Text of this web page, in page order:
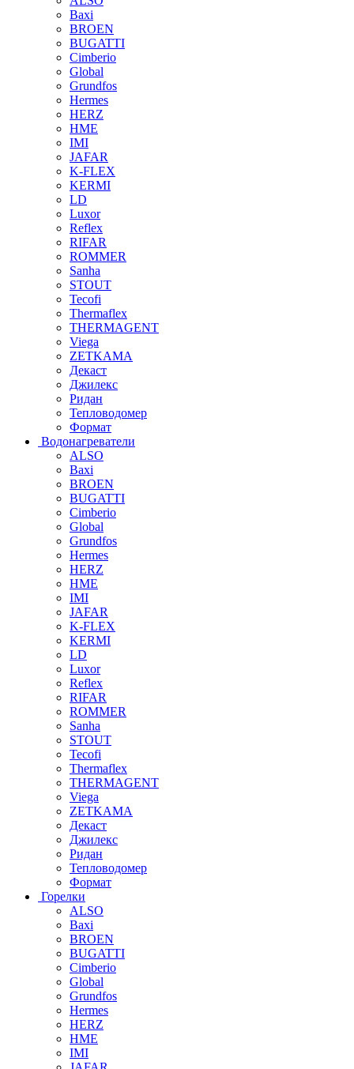
Baxi
BROEN
BUGATTI
Cimberio
Global
Grundfos
Hermes
HERZ
HME
IMI
JAFAR
K-FLEX
KERMI
LD
Luxor
Reflex
RIFAR
ROMMER
Sanha
STOUT
Tecofi
Thermaflex
THERMAGENT
Viega
ZETKAMA
Декаст
Джилекс
Ридан
Тепловодомер
Формат
Водонагреватели
ALSO
Baxi
BROEN
BUGATTI
Cimberio
Global
Grundfos
Hermes
HERZ
HME
IMI
JAFAR
K-FLEX
KERMI
LD
Luxor
Reflex
RIFAR
ROMMER
Sanha
STOUT
Tecofi
Thermaflex
THERMAGENT
Viega
ZETKAMA
Декаст
Джилекс
Ридан
Тепловодомер
Формат
Горелки
ALSO
Baxi
BROEN
BUGATTI
Cimberio
Global
Grundfos
Hermes
HERZ
HME
IMI